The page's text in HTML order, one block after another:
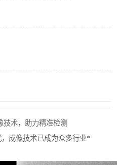
技术，助力精准检测
成像技术已成为众多行业*